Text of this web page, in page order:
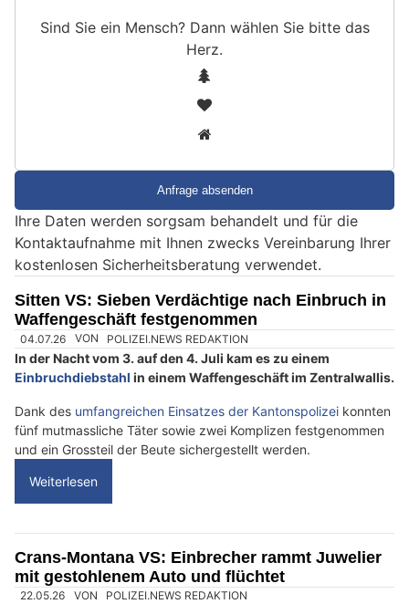
Sind Sie ein Mensch? Dann wählen Sie bitte das
Herz.
e
i
n
e
n
s
c
?
D
a
n
n
w
ä
h
l
Ihre Daten werden sorgsam behandelt und für die
Kontaktaufnahme mit Ihnen zwecks Vereinbarung Ihrer
kostenlosen Sicherheitsberatung verwendet.
Sitten VS: Sieben Verdächtige nach Einbruch in
Waffengeschäft festgenommen
04.07.26 VON POLIZEI.NEWS REDAKTION
In der Nacht vom 3. auf den 4. Juli kam es zu einem
Einbruchdiebstahlin einem Waffengeschäft im Zentralwallis.